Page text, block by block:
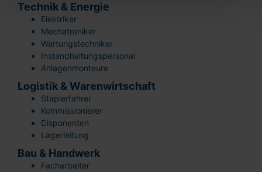
Technik & Energie
Elektriker
Mechatroniker
Wartungstechniker
Instandhaltungspersonal
Anlagenmonteure
Logistik & Warenwirtschaft
Staplerfahrer
Kommissionierer
Disponenten
Lagerleitung
Bau & Handwerk
Facharbeiter